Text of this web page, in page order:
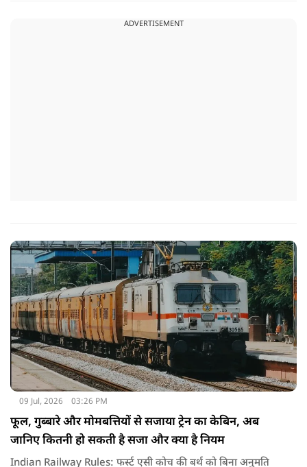
बुकिंग को पहले से ज्यादा आसान तेज और बिना परेशानी वाला बनाना हैं.
ADVERTISEMENT
09 Jul, 2026 03:26 PM
फूल, गुब्बारे और मोमबत्तियों से सजाया ट्रेन का केबिन, अब
जानिए कितनी हो सकती है सजा और क्या है नियम
Indian Railway Rules: फर्स्ट एसी कोच की बर्थ को बिना अनुमति